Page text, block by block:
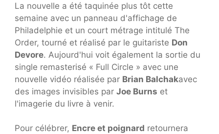
La nouvelle a été taquinée plus tôt cette
semaine avec un panneau d'affichage de
Philadelphie et un court métrage intitulé The
Order, tourné et réalisé par le guitariste Don
Devore. Aujourd'hui voit également la sortie du
single remasterisé « Full Circle » avec une
nouvelle vidéo réalisée par Brian Balchakavec
des images invisibles par Joe Burns et
l'imagerie du livre à venir.
Pour célébrer, Encre et poignard retournera